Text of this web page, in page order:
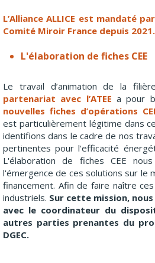
L’Alliance ALLICE est mandaté
Comité Miroir France depuis 2021.
L'élaboration de fiches CEE
Le travail d’animation de la
partenariat avec l’ATEE a pour
nouvelles fiches d’opérations
est particulièrement légitime dans
identifions dans le cadre de nos
pertinentes pour l'efficacité
L'élaboration de fiches CEE
l'émergence de ces solutions sur le
financement. Afin de faire naître
industriels. Sur cette mission,
avec le coordinateur du
autres parties prenantes du
DGEC.